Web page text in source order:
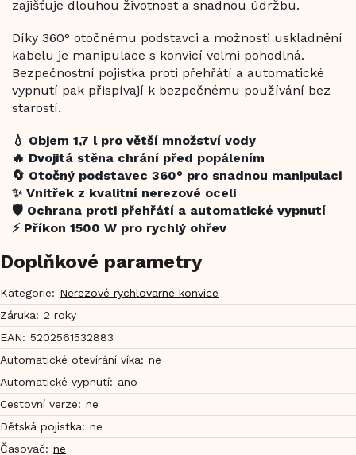
zajišťuje dlouhou životnost a snadnou údržbu.
Díky 360° otočnému podstavci a možnosti uskladnění
kabelu je manipulace s konvicí velmi pohodlná.
Bezpečnostní pojistka proti přehřátí a automatické
vypnutí pak přispívají k bezpečnému používání bez
starostí.
💧 Objem 1,7 l pro větší množství vody
🔥 Dvojitá stěna chrání před popálením
🔄 Otočný podstavec 360° pro snadnou manipulaci
✨ Vnitřek z kvalitní nerezové oceli
🛡️ Ochrana proti přehřátí a automatické vypnutí
⚡ Příkon 1500 W pro rychlý ohřev
Doplňkové parametry
Kategorie: Nerezové rychlovarné konvice
Záruka: 2 roky
EAN: 5202561532883
Automatické otevírání víka: ne
Automatické vypnutí: ano
Cestovní verze: ne
Dětská pojistka: ne
Časovač: ne